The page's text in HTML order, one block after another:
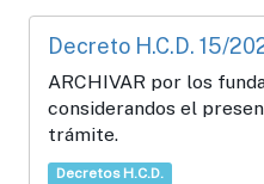
Decreto H.C.D. 15/
ARCHIVAR por los
considerandos el
trámite.
Decretos H.C.D.